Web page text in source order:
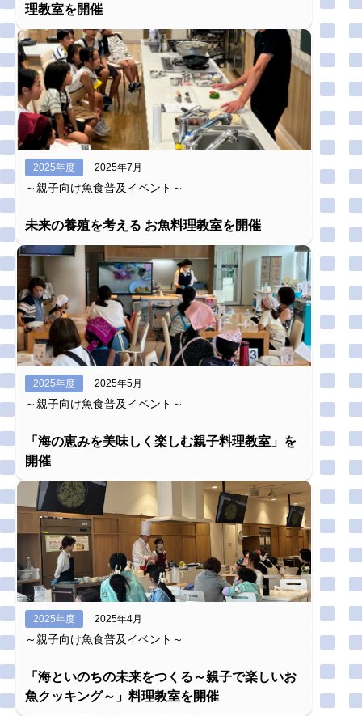
理教室を開催
2025年度 2025年7月
～親子向け魚食普及イベント～
未来の養殖を考える お魚料理教室を開催
2025年度 2025年5月
～親子向け魚食普及イベント～
「海の恵みを美味しく楽しむ親子料理教室」を
開催
2025年度 2025年4月
～親子向け魚食普及イベント～
「海といのちの未来をつくる～親子で楽しいお
魚クッキング～」料理教室を開催